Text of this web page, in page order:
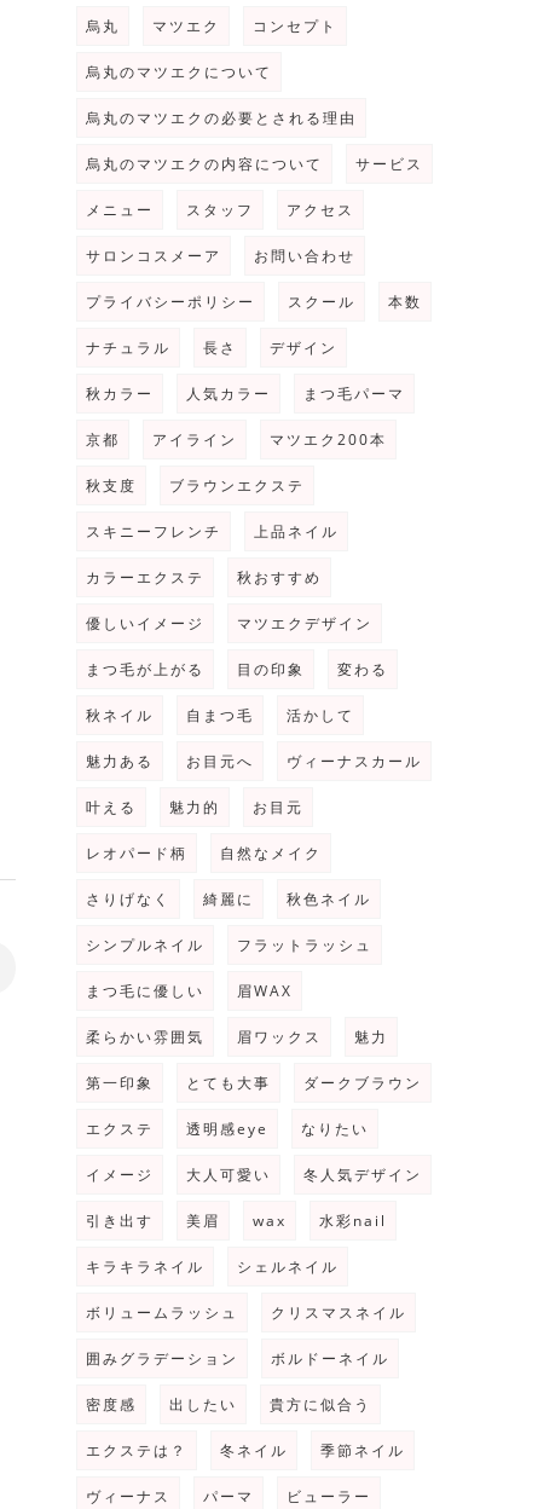
烏丸 マツエク コンセプト
烏丸のマツエクについて
烏丸のマツエクの必要とされる理由
烏丸のマツエクの内容について サービス
メニュー スタッフ アクセス
サロンコスメーア お問い合わせ
プライバシーポリシー スクール 本数
ナチュラル 長さ デザイン
秋カラー 人気カラー まつ毛パーマ
京都 アイライン マツエク200本
秋支度 ブラウンエクステ
スキニーフレンチ 上品ネイル
カラーエクステ 秋おすすめ
優しいイメージ マツエクデザイン
まつ毛が上がる 目の印象 変わる
秋ネイル 自まつ毛 活かして
魅力ある お目元へ ヴィーナスカール
叶える 魅力的 お目元
レオパード柄 自然なメイク
さりげなく 綺麗に 秋色ネイル
シンプルネイル フラットラッシュ
まつ毛に優しい 眉WAX
柔らかい雰囲気 眉ワックス 魅力
第一印象 とても大事 ダークブラウン
エクステ 透明感eye なりたい
イメージ 大人可愛い 冬人気デザイン
引き出す 美眉 wax 水彩nail
キラキラネイル シェルネイル
ボリュームラッシュ クリスマスネイル
囲みグラデーション ボルドーネイル
密度感 出したい 貴方に似合う
エクステは？ 冬ネイル 季節ネイル
ヴィーナス パーマ ビューラー